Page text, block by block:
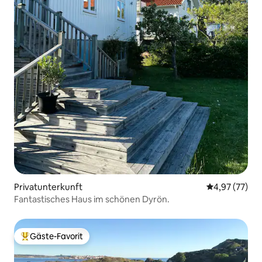
Privatunterkunft
4,97 (77)
Fantastisches Haus im schönen Dyrön.
Beliebter Gäste-Favorit.
Gäste-Favorit